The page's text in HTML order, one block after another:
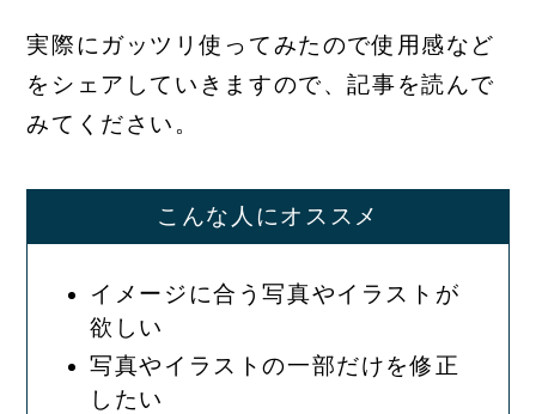
実際にガッツリ使ってみたので使用感など
をシェアしていきますので、記事を読んで
みてください。
こんな人にオススメ
イメージに合う写真やイラストが
欲しい
写真やイラストの一部だけを修正
したい